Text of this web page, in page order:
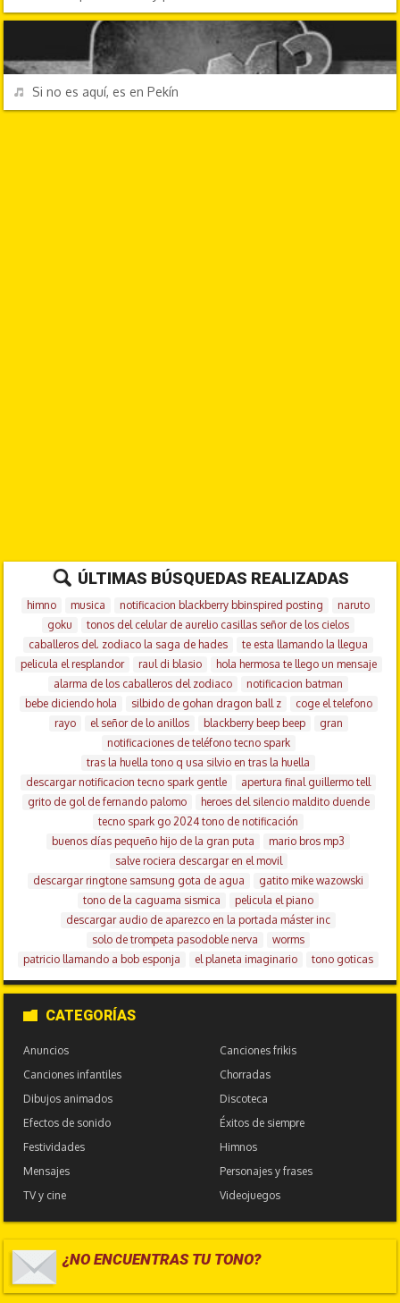
REPRODUCIR
Si no es aquí, es en Pekín
ÚLTIMAS BÚSQUEDAS REALIZADAS
himno musica notificacion blackberry bbinspired posting
naruto
goku
tonos del celular de aurelio casillas señor de los cielos
caballeros del. zodiaco la saga de hades
te esta llamando la llegua
pelicula el resplandor
raul di blasio
hola hermosa te llego un mensaje
alarma de los caballeros del zodiaco
notificacion batman
bebe diciendo hola
silbido de gohan dragon ball z
coge el telefono
rayo
el señor de lo anillos blackberry beep beep
gran
notificaciones de teléfono tecno spark
tras la huella tono q usa silvio en tras la huella
descargar notificacion tecno spark gentle
apertura final guillermo tell
grito de gol de fernando palomo
heroes del silencio maldito duende
tecno spark go 2024 tono de notificación
buenos días pequeño hijo de la gran puta
mario bros mp3
salve rociera descargar en el movil
descargar ringtone samsung gota de agua
gatito mike wazowski
tono de la caguama sismica
pelicula el piano
descargar audio de aparezco en la portada máster inc
solo de trompeta pasodoble nerva
worms
patricio llamando a bob esponja
el planeta imaginario tono goticas
CATEGORÍAS
Anuncios
Canciones frikis
Canciones infantiles
Chorradas
Dibujos animados
Discoteca
Efectos de sonido
Éxitos de siempre
Festividades
Himnos
Mensajes
Personajes y frases
TV y cine
Videojuegos
¿NO ENCUENTRAS TU TONO?